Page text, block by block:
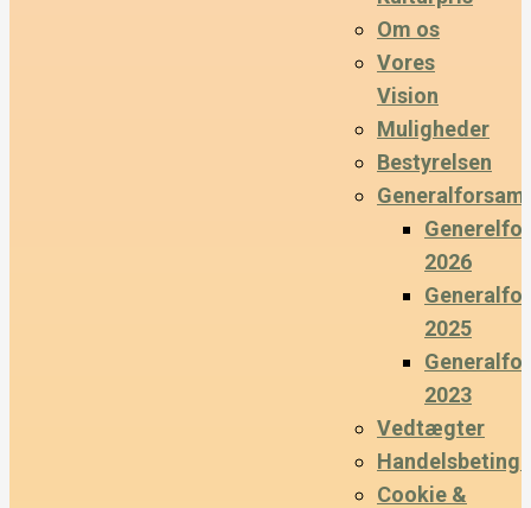
Om os
Vores
Vision
Muligheder
Bestyrelsen
2026
2025
2023
Vedtægter
Cookie &